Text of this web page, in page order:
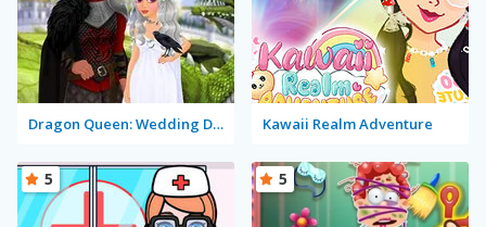
Dragon Queen: Wedding Dress Kawaii Realm Adventure
5 5